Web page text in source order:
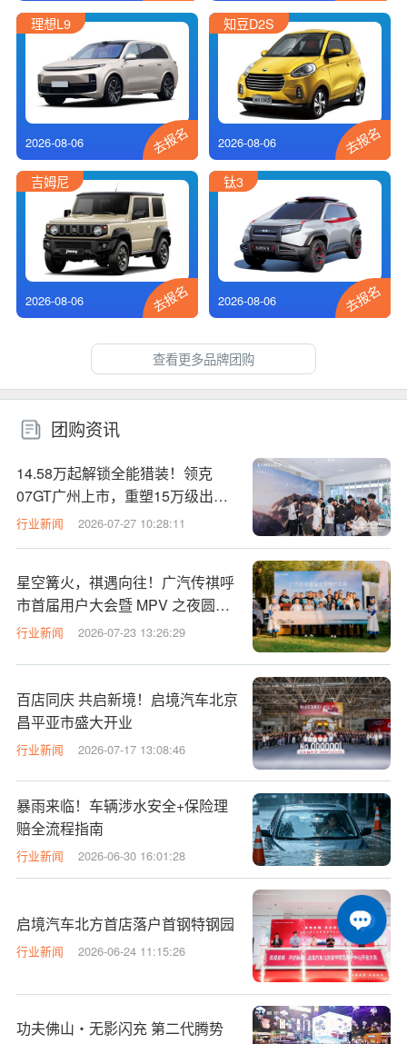
理想L9
2026-08-06 去报名
知豆D2S
2026-08-06 去报名
吉姆尼
2026-08-06 去报名
钛3
2026-08-06 去报名
查看更多品牌团购
团购资讯
14.58万起解锁全能猎装！领克
07GT广州上市，重塑15万级出行
性价比标杆
行业新闻 2026-07-27 10:28:11
星空篝火，祺遇向往！广汽传祺呼
市首届用户大会暨 MPV 之夜圆满
落幕
行业新闻 2026-07-23 13:26:29
百店同庆 共启新境！启境汽车北京
昌平亚市盛大开业
行业新闻 2026-07-17 13:08:46
暴雨来临！车辆涉水安全+保险理
赔全流程指南
行业新闻 2026-06-30 16:01:28
启境汽车北方首店落户首钢特钢园
行业新闻 2026-06-24 11:15:26
功夫佛山・无影闪充 第二代腾势